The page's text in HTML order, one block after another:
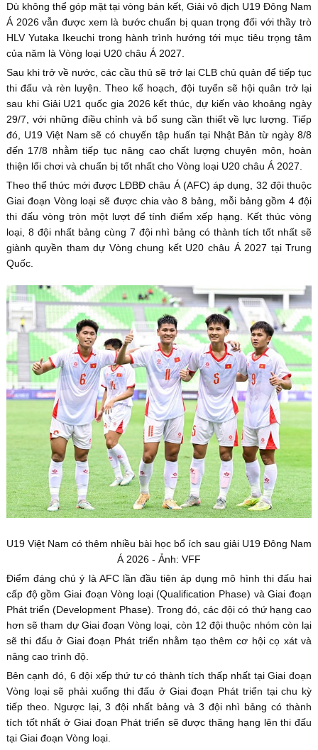
Dù không thể góp mặt tại vòng bán kết, Giải vô địch U19 Đông Nam
Á 2026 vẫn được xem là bước chuẩn bị quan trọng đối với thầy trò
HLV Yutaka Ikeuchi trong hành trình hướng tới mục tiêu trọng tâm
của năm là Vòng loại U20 châu Á 2027.
Sau khi trở về nước, các cầu thủ sẽ trở lại CLB chủ quản để tiếp tục
thi đấu và rèn luyện. Theo kế hoạch, đội tuyển sẽ hội quân trở lại
sau khi Giải U21 quốc gia 2026 kết thúc, dự kiến vào khoảng ngày
29/7, với những điều chỉnh và bổ sung cần thiết về lực lượng. Tiếp
đó, U19 Việt Nam sẽ có chuyến tập huấn tại Nhật Bản từ ngày 8/8
đến 17/8 nhằm tiếp tục nâng cao chất lượng chuyên môn, hoàn
thiện lối chơi và chuẩn bị tốt nhất cho Vòng loại U20 châu Á 2027.
Theo thể thức mới được LĐBĐ châu Á (AFC) áp dụng, 32 đội thuộc
Giai đoạn Vòng loại sẽ được chia vào 8 bảng, mỗi bảng gồm 4 đội
thi đấu vòng tròn một lượt để tính điểm xếp hạng. Kết thúc vòng
loại, 8 đội nhất bảng cùng 7 đội nhì bảng có thành tích tốt nhất sẽ
giành quyền tham dự Vòng chung kết U20 châu Á 2027 tại Trung
Quốc.
U19 Việt Nam có thêm nhiều bài học bổ ích sau giải U19 Đông Nam
Á 2026 - Ảnh: VFF
Điểm đáng chú ý là AFC lần đầu tiên áp dụng mô hình thi đấu hai
cấp độ gồm Giai đoạn Vòng loại (Qualification Phase) và Giai đoạn
Phát triển (Development Phase). Trong đó, các đội có thứ hạng cao
hơn sẽ tham dự Giai đoạn Vòng loại, còn 12 đội thuộc nhóm còn lại
sẽ thi đấu ở Giai đoạn Phát triển nhằm tạo thêm cơ hội cọ xát và
nâng cao trình độ.
Bên cạnh đó, 6 đội xếp thứ tư có thành tích thấp nhất tại Giai đoạn
Vòng loại sẽ phải xuống thi đấu ở Giai đoạn Phát triển tại chu kỳ
tiếp theo. Ngược lại, 3 đội nhất bảng và 3 đội nhì bảng có thành
tích tốt nhất ở Giai đoạn Phát triển sẽ được thăng hạng lên thi đấu
tại Giai đoạn Vòng loại.